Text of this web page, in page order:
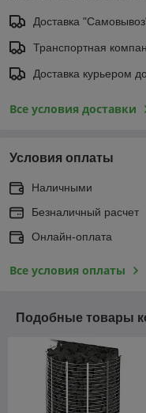
Доставка
Транспортная
Доставка курьером
Все условия доставки
Условия оплаты
Наличными
Безналичный расчет
Онлайн-оплата
Все условия оплаты
Подобные товары